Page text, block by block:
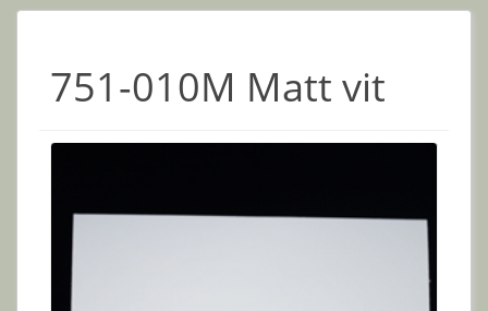
751-010M Matt vit